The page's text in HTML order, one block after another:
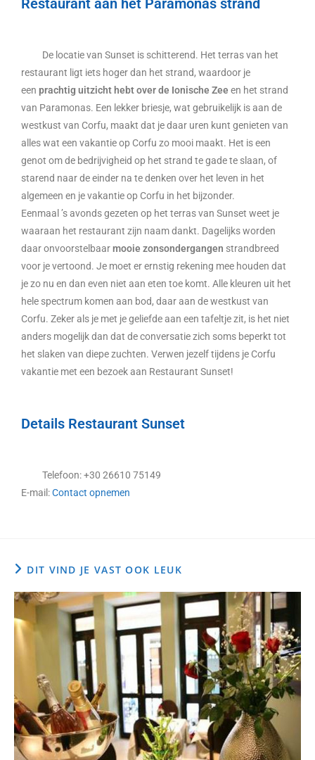
Restaurant aan het Paramonas strand
De locatie van Sunset is schitterend. Het terras van het
restaurant ligt iets hoger dan het strand, waardoor je
een prachtig uitzicht hebt over de Ionische Zee en het strand
van Paramonas. Een lekker briesje, wat gebruikelijk is aan de
westkust van Corfu, maakt dat je daar uren kunt genieten van
alles wat een vakantie op Corfu zo mooi maakt. Het is een
genot om de bedrijvigheid op het strand te gade te slaan, of
starend naar de einder na te denken over het leven in het
algemeen en je vakantie op Corfu in het bijzonder.
Eenmaal ’s avonds gezeten op het terras van Sunset weet je
waaraan het restaurant zijn naam dankt. Dagelijks worden
daar onvoorstelbaarmooie zonsondergangen strandbreed
voor je vertoond. Je moet er ernstig rekening mee houden dat
je zo nu en dan even niet aan eten toe komt. Alle kleuren uit het
hele spectrum komen aan bod, daar aan de westkust van
Corfu. Zeker als je met je geliefde aan een tafeltje zit, is het niet
anders mogelijk dan dat de conversatie zich soms beperkt tot
het slaken van diepe zuchten. Verwen jezelf tijdens je Corfu
vakantie met een bezoek aan Restaurant Sunset!
Details Restaurant Sunset
Telefoon: +30 26610 75149
E-mail:Contact opnemen
DIT VIND JE VAST OOK LEUK